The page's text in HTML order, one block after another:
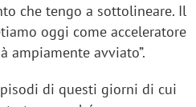
che tengo a sottolineare. Il
oggi come acceleratore
ampiamente avviato”.
di questi giorni di cui